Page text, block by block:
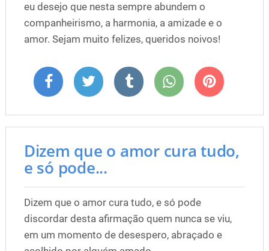
eu desejo que nesta sempre abundem o
companheirismo, a harmonia, a amizade e o
amor. Sejam muito felizes, queridos noivos!
Dizem que o amor cura tudo,
e só pode...
Dizem que o amor cura tudo, e só pode
discordar desta afirmação quem nunca se viu,
em um momento de desespero, abraçado e